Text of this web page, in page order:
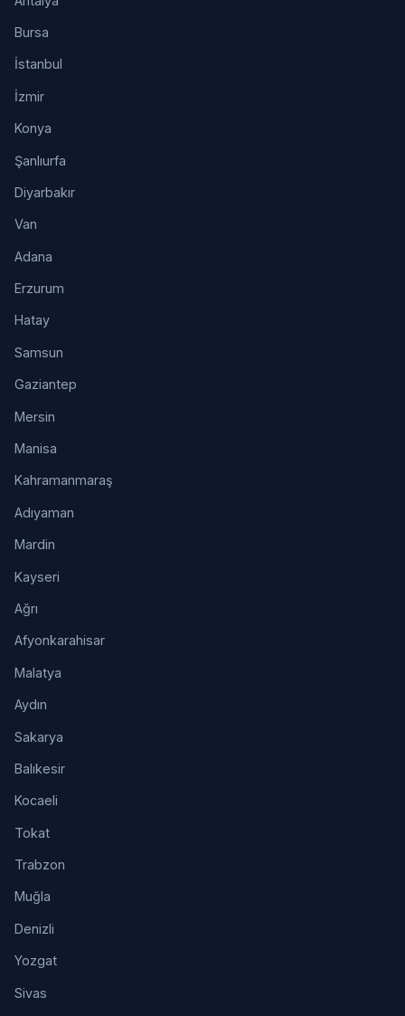
Bursa
İstanbul
İzmir
Konya
Şanlıurfa
Diyarbakır
Van
Adana
Erzurum
Hatay
Samsun
Gaziantep
Mersin
Manisa
Kahramanmaraş
Adıyaman
Mardin
Kayseri
Ağrı
Afyonkarahisar
Malatya
Aydın
Sakarya
Balıkesir
Kocaeli
Tokat
Trabzon
Muğla
Denizli
Yozgat
Sivas